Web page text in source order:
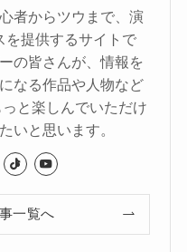
者からツウまで、演
を提供するサイトで
の皆さんが、情報を
なる作品や人物など
と楽しんでいただけ
いと思います。
一覧へ